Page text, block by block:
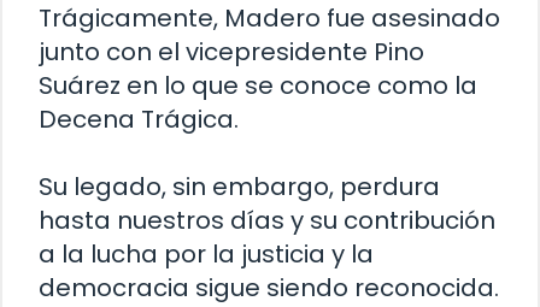
Trágicamente, Madero fue asesinado
junto con el vicepresidente Pino
Suárez en lo que se conoce como la
Decena Trágica.
Su legado, sin embargo, perdura
hasta nuestros días y su contribución
a la lucha por la justicia y la
democracia sigue siendo reconocida.